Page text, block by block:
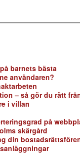
barnets bästa
användaren?
– så gör du rätt
i villan
på
skärgård
din